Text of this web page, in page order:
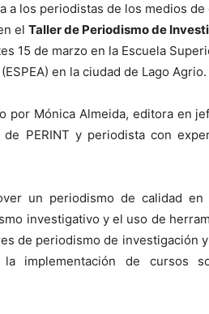
a los periodistas de los medios
el Taller de Periodismo de
15 de marzo en la Escuela
en la ciudad de Lago Agrio.
por Mónica Almeida, editora en
de PERINT y periodista con
un periodismo de calidad
investigativo y el uso de
de periodismo de investigación
implementación de cursos